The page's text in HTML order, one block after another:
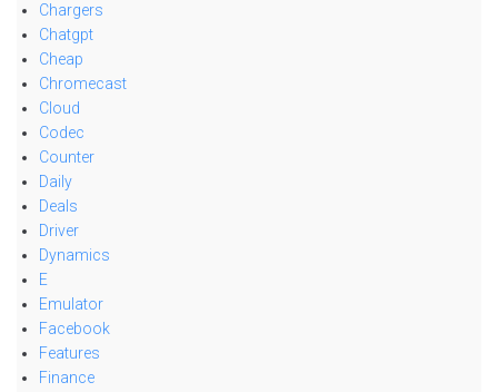
Chargers
Chatgpt
Cheap
Chromecast
Cloud
Codec
Counter
Daily
Deals
Driver
Dynamics
E
Emulator
Facebook
Features
Finance